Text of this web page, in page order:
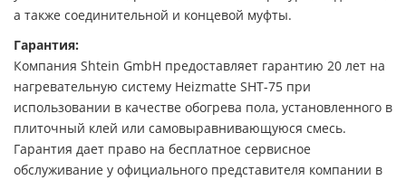
а также соединительной и концевой муфты.
Гарантия:
Компания Shtein GmbH предоставляет гарантию 20 лет на
нагревательную систему Heizmatte SHT-75 при
использовании в качестве обогрева пола, установленного в
плиточный клей или самовыравнивающуюся смесь.
Гарантия дает право на бесплатное сервисное
обслуживание у официального представителя компании в